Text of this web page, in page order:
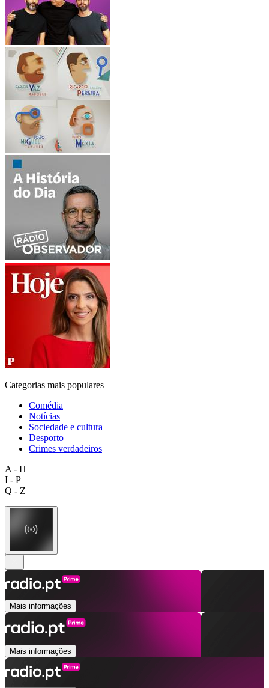
Categorias mais populares
Comédia
Notícias
Sociedade e cultura
Desporto
Crimes verdadeiros
A - H
I - P
Q - Z
Mais informações
Mais informações